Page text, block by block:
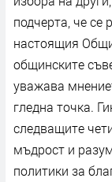
подчерта, че се
настоящия
общинските
уважава
гледна точка.
следващите
мъдрост и
политики за